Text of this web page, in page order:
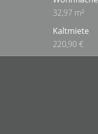
32,97 m²
Kaltmiete
220,90 €